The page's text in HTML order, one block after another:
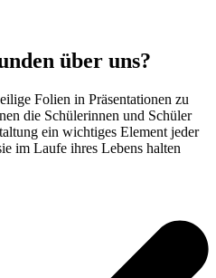
über uns?
Folien in Präsentationen zu
die Schülerinnen und Schüler
ein wichtiges Element jeder
im Laufe ihres Lebens halten